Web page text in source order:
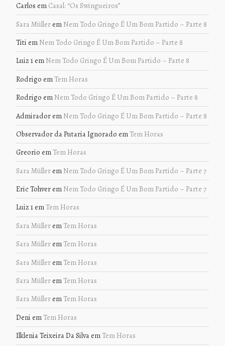
Carlos em Casal: “Os Swingueiros”
Sara Müllerem Nem Todo Gringo É Um Bom Partido – Parte 8
Titi em Nem Todo Gringo É Um Bom Partido – Parte 8
Luiz 1em Nem Todo Gringo É Um Bom Partido – Parte 8
Rodrigo em Tem Horas
Rodrigo em Nem Todo Gringo É Um Bom Partido – Parte 8
Admiradorem Nem Todo Gringo É Um Bom Partido – Parte 8
Observador da Putaria Ignorado em Tem Horas
Greorio em Tem Horas
Sara Müllerem Nem Todo Gringo É Um Bom Partido – Parte 7
Eric Tohverem Nem Todo Gringo É Um Bom Partido – Parte 7
Luiz 1em Tem Horas
Sara Müllerem Tem Horas
Sara Müllerem Tem Horas
Sara Müllerem Tem Horas
Sara Müllerem Tem Horas
Sara Müllerem Tem Horas
Deni em Tem Horas
Ilklenia Teixeira Da Silvaem Tem Horas